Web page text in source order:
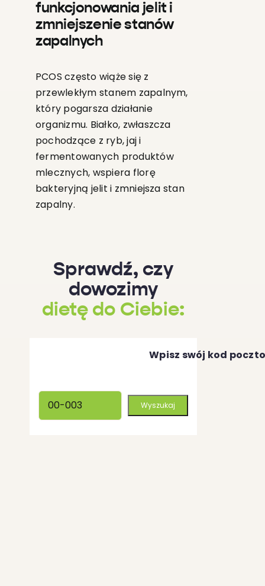
funkcjonowania jelit i
zmniejszenie stanów
zapalnych
PCOS często wiąże się z
przewlekłym stanem zapalnym,
który pogarsza działanie
organizmu. Białko, zwłaszcza
pochodzące z ryb, jaj i
fermentowanych produktów
mlecznych, wspiera florę
bakteryjną jelit i zmniejsza stan
zapalny.
Sprawdź, czy
dowozimy
dietę do Ciebie:
Wpisz swój kod